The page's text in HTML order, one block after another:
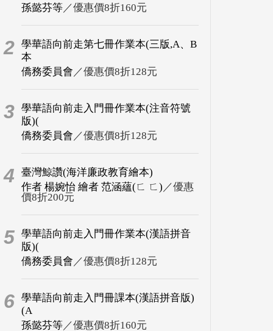
孫懿芬等／優惠價8折160元
2 學華語向前走第七冊作業本(三版,A、B
本
僑務委員會 ／優惠價8折128元
3 學華語向前走入門冊作業本(注音符號
版)(
僑務委員會 ／優惠價8折128元
4
臺灣鯨讚(海洋廉政教育繪本)
作者 楊婉怡 繪者 范涵蘊(ㄈ ㄈ) ／優惠
價8折200元
5 學華語向前走入門冊作業本(漢語拼音
版)(
僑務委員會 ／優惠價8折128元
6 學華語向前走入門冊課本(漢語拼音版)
(A
孫懿芬等／優惠價8折160元